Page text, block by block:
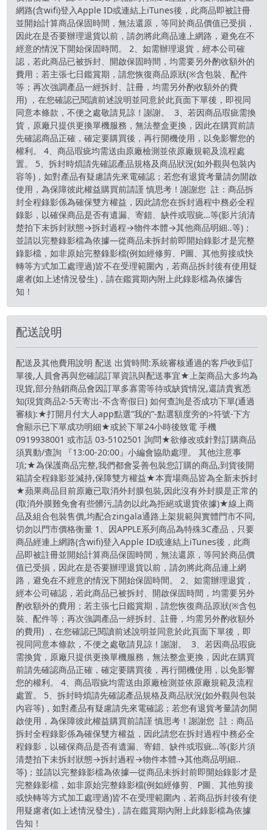
網路(含wifi)登入Apple ID或連結上iTunes後，此商品即被註冊
並開始計算商品保固時間，無法還原，等同於商品價值已受損，
因此在是否要辦理退貨以前，請勿將此商品連上網路，避免在不
經意的情況下開始保固時間。 2、如需辦理退貨，經本公司確
認，若此商品已被拆封、開啟保固時間，均需要另外酌收額外的
費用；若主張七日鑑賞期，請您恢復商品原狀(※含包裝、配件
等；再次強調產品一經拆封、註冊，均需另外酌收額外的費
用) ，在您確認已閱讀前述說明並同意於此頁面下單後，即視同
同意本條款，不便之處敬請見諒！謝謝。 3、若因商品瑕疵需換
貨，原廠只提供更換單機服務，無法整盒更換，因此在購買前請
先確認商品正確，確定要購買後，再行開機使用，以免影響您的
權利。 4、商品瑕疵均需送由原廠檢測並依原廠規範及流程處
置。 5、拆封時煩請先確認產品規格及商品狀況(如外觀與包裝內
容等)，如對產品有疑慮請先來電確認；若您有退貨考量請勿開啟
使用，為保障彼此權益購買前請謹 慎思考！謝謝您 註：商品拆
封全程錄影係為確保雙方權益，因此請您在拆封過程中務必全程
錄影，以確保商品是否有遺漏、寄錯、缺件或瑕疵…等(影片須清
楚拍下未拆封狀態→拆封過程→物件本體→其他商品明細..等)；
並請以完整錄影檔為依據—從商品未拆封前即開始錄影才是完整
錄影檔，如非原始完整錄影檔(例如經修剪、P圖、其他剪接或快
轉等方式加工處理過)皆不在受理範圍內，若商品拆封後有使用疑
慮者(如上述情況發生)，請在鑑賞期內附上此錄影檔為依據告
知！
配送說明
配送及其他費用說明 配送 出貨時間:系統審核通過的客戶收到訂
單後,人員會再與您確認訂單資訊與配送事宜★上架商品大多均為
現貨,部分熱銷商品會因訂單多寡需等待或缺貨情況,還請貴賓悉
知(現貨商品2-5天寄出-不含寄假日) 如何查詢是否成功下單(通過
審核):★打開月付大人app點選”我的”-點選額度旁的>符號-下方
會顯示已下單成功明細★或於下單24小時後致電 手機
0919938001 或市話 03-5102501 詢問★欲修改或針對訂購商品
須異動/查詢 『13:00-20:00』小編會協助處理。 其他注意事
項;★為保護商品完整,我們都會妥善包裝您訂購的商品,到貨後開
箱請全程錄影並減持,保障雙方權益★本賣場商品皆為全新未拆封
★蘋果商品目前原廠已取消外封膜包裝,因此沒有外封膜是正常的
(取消外膜難免會有些髒污,請勿以此為拒絕或退貨依據)★線上商
品及組合包裝售價,均配合zingala通路上架規範與實體門市不同,
切勿以門市價格衡量 1、因APPLE系列商品為特殊3C產品，只要
商品經連上網路(含wifi)登入Apple ID或連結上iTunes後，此商
品即被註冊並開始計算商品保固時間，無法還原，等同於商品價
值已受損，因此在是否要辦理退貨以前，請勿將此商品連上網
路，避免在不經意的情況下開始保固時間。 2、如需辦理退貨，
經本公司確認，若此商品已被拆封、開啟保固時間，均需要另外
酌收額外的費用；若主張七日鑑賞期，請您恢復商品原狀(※含包
裝、配件等；再次強調產品一經拆封、註冊，均需另外酌收額外
的費用) ，在您確認已閱讀前述說明並同意於此頁面下單後，即
視同同意本條款，不便之處敬請見諒！謝謝。 3、若因商品瑕疵
需換貨，原廠只提供更換單機服務，無法整盒更換，因此在購買
前請先確認商品正確，確定要購買後，再行開機使用，以免影響
您的權利。 4、商品瑕疵均需送由原廠檢測並依原廠規範及流程
處置。 5、拆封時煩請先確認產品規格及商品狀況(如外觀與包裝
內容等)，如對產品有疑慮請先來電確認；若您有退貨考量請勿開
啟使用，為保障彼此權益購買前請謹 慎思考！謝謝您 註：商品
拆封全程錄影係為確保雙方權益，因此請您在拆封過程中務必全
程錄影，以確保商品是否有遺漏、寄錯、缺件或瑕疵…等(影片須
清楚拍下未拆封狀態→拆封過程→物件本體→其他商品明細..
等)；並請以完整錄影檔為依據—從商品未拆封前即開始錄影才是
完整錄影檔，如非原始完整錄影檔(例如經修剪、P圖、其他剪接
或快轉等方式加工處理過)皆不在受理範圍內，若商品拆封後有使
用疑慮者(如上述情況發生)，請在鑑賞期內附上此錄影檔為依據
告知！